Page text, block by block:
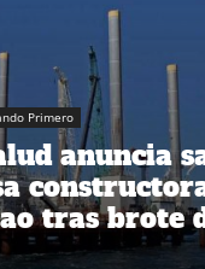
Primero
anuncia
tras brote